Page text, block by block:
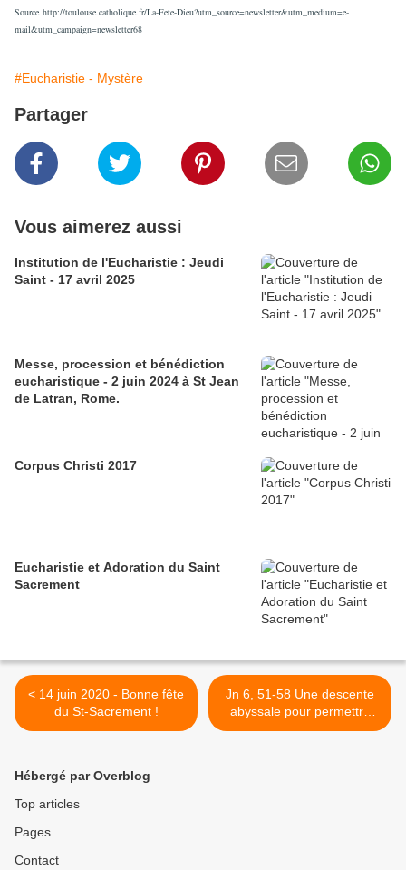
Source http://toulouse.catholique.fr/La-Fete-Dieu?utm_source=newsletter&utm_medium=e-
mail&utm_campaign=newsletter68
#Eucharistie - Mystère
Partager
Vous aimerez aussi
Institution de l'Eucharistie : Jeudi
Saint - 17 avril 2025
Messe, procession et bénédiction
eucharistique - 2 juin 2024 à St Jean
de Latran, Rome.
Corpus Christi 2017
Eucharistie et Adoration du Saint
Sacrement
< 14 juin 2020 - Bonne fête
du St-Sacrement !
Jn 6, 51-58 Une descente
abyssale pour permettre
une relation toute nouvelle
Hébergé par Overblog
Top articles
Pages
Contact